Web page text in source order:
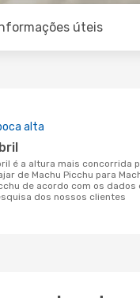
úteis
alta
abril
de Machu Picchu para
de acordo com os dados
dos nossos clientes